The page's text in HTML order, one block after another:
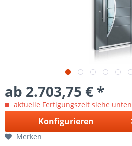
ab 2.703,75 € *
aktuelle Fertigungszeit siehe unten
Konfigurieren
Merken